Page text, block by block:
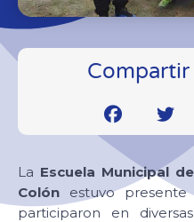
La Escuela Municipal
Colón estuvo presente
participaron en